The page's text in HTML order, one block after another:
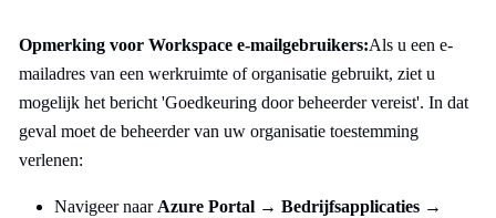
Opmerking voor Workspace e-mailgebruikers:Als u een e-
mailadres van een werkruimte of organisatie gebruikt, ziet u
mogelijk het bericht 'Goedkeuring door beheerder vereist'. In dat
geval moet de beheerder van uw organisatie toestemming
verlenen:
Navigeer naar Azure Portal → Bedrijfsapplicaties →